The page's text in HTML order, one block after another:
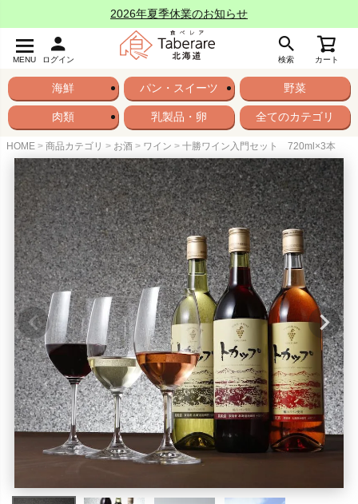
2026年夏季休業のお知らせ
MENU ログイン 検索 カート
海鮮 パン・スイーツ 野菜
肉類 乳製品・卵 全てのカテゴリ
HOME 商品カテゴリ お酒 ワイン 十勝ワイン入門セット 720ml×3本